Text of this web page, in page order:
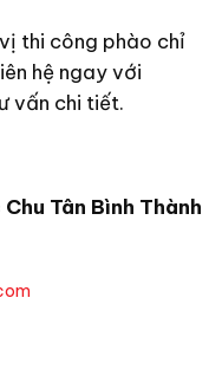
thi công phào chỉ
hệ ngay với
vấn chi tiết.
Tân Bình Thành